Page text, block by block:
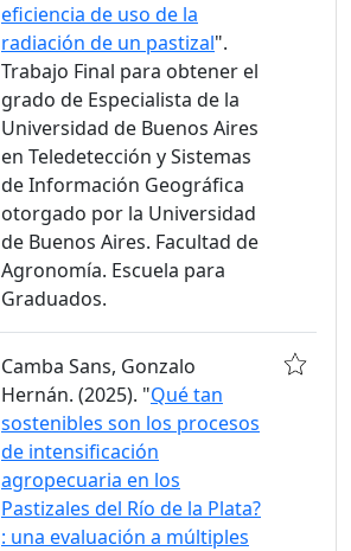
eficiencia de uso de la
radiación de un pastizal".
Trabajo Final para obtener el
grado de Especialista de la
Universidad de Buenos Aires
en Teledetección y Sistemas
de Información Geográfica
otorgado por la Universidad
de Buenos Aires. Facultad de
Agronomía. Escuela para
Graduados.
Camba Sans, Gonzalo
Hernán. (2025). "Qué tan
sostenibles son los procesos
de intensificación
agropecuaria en los
Pastizales del Río de la Plata?
: una evaluación a múltiples